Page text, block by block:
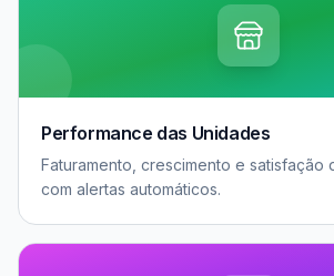
Performance das Unidades
Faturamento, crescimento e satisfação
com alertas automáticos.